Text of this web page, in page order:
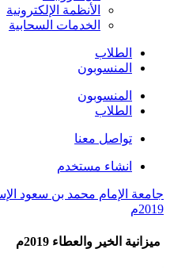
الأنظمة الإلكترونية
الخدمات السحابية
الطلاب
المنسوبون
المنسوبون
الطلاب
تواصل معنا
انشاء مستخدم
جامعة الإمام محمد بن سعود
2019م
ميزانية الخير والعطاء 2019م